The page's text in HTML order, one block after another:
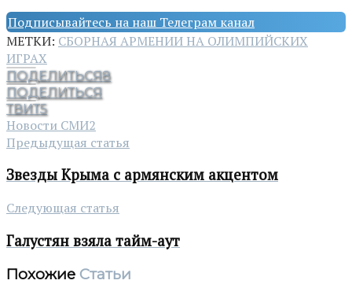
Подписывайтесь на наш Телеграм канал
МЕТКИ: СБОРНАЯ АРМЕНИИ НА ОЛИМПИЙСКИХ
ИГРАХ
ПОДЕЛИТЬСЯ8
ПОДЕЛИТЬСЯ
ТВИТ5
Новости СМИ2
Предыдущая статья
Звезды Крыма с армянским акцентом
Следующая статья
Галустян взяла тайм-аут
Похожие Статьи